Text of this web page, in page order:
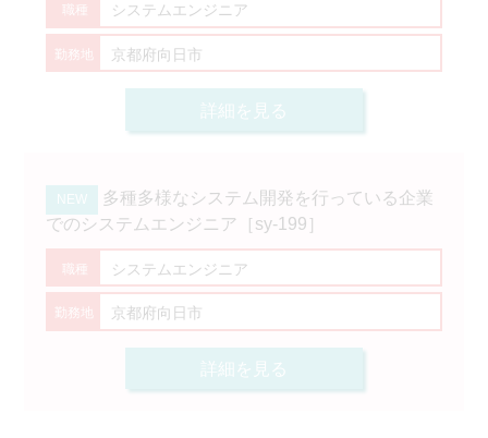
システムエンジニア
京都府向日市
詳細を見る
多種多様なシステム開発を行っている企業
でのシステムエンジニア［sy-199］
システムエンジニア
京都府向日市
詳細を見る